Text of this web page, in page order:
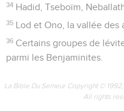
34 Hadid, Tseboïm,
35 Lod et Ono, la vallée des
36 Certains groupes de
parmi les Benjaminites.
La Bible Du Semeur Copyright ©
All rights